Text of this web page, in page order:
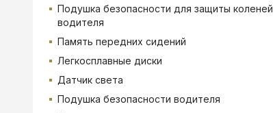
Подушка безопасности для защиты коленей
водителя
Память передних сидений
Легкосплавные диски
Датчик света
Подушка безопасности водителя